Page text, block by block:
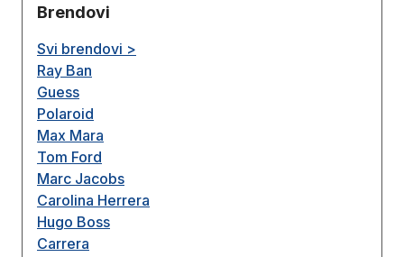
Brendovi
Svi brendovi >
Ray Ban
Guess
Polaroid
Max Mara
Tom Ford
Marc Jacobs
Carolina Herrera
Hugo Boss
Carrera